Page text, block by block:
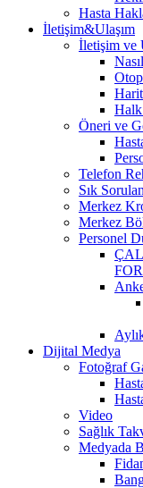
Hasta
İletişim&Ulaşım
İletişim ve
Öneri ve
Telefon
Sık
Merkez
Merkez
Personel
Dijital Medya
Fotoğraf
Video
Sağlık
Medyada